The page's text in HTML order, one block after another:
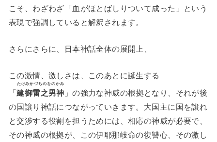
こそ、わざわざ「血がほとばしりついて成った」という
表現で強調していると解釈されます。
さらにさらに、日本神話全体の展開上、
この激情、激しさは、このあとに誕生する
「建御雷之男神
たけみかづちのをのかみ
」の強力な神威の根拠となり、それが後
の国譲り神話につながっていきます。大国主に国を譲れ
と交渉する役割を担うためには、相応の神威が必要で、
その神威の根拠が、この伊耶那岐命の復讐心、その激し